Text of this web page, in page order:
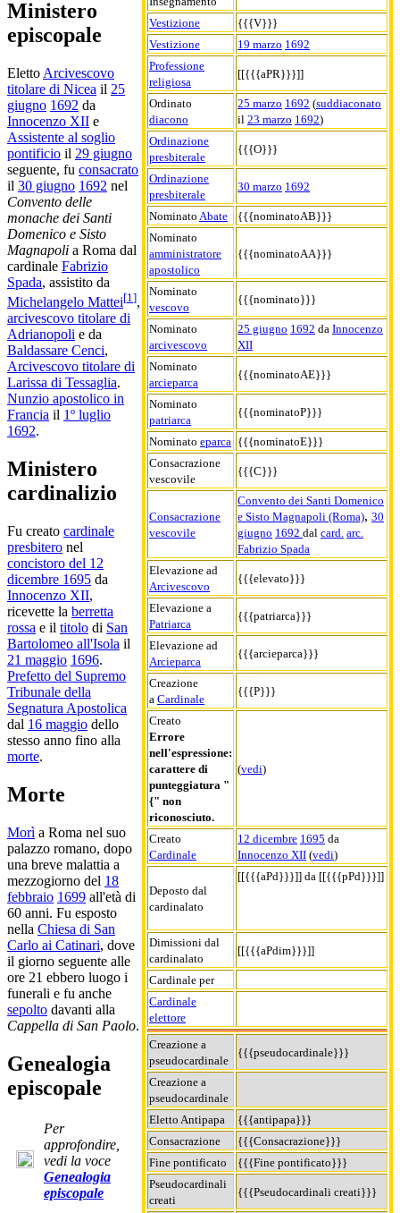
Vestizione
{{{V}}}
Vestizione
19 marzo 1692
Professione
religiosa
[[{{{aPR}}}]]
Ordinato
diacono
25 marzo 1692 (suddiaconato
il 23 marzo 1692)
Ordinazione
presbiterale
{{{O}}}
Ordinazione
presbiterale
30 marzo 1692
Nominato Abate
{{{nominatoAB}}}
Nominato
amministratore
apostolico
{{{nominatoAA}}}
Nominato
vescovo
{{{nominato}}}
Nominato
arcivescovo
25 giugno 1692 da Innocenzo
XII
Nominato
arcieparca
{{{nominatoAE}}}
Nominato
patriarca
{{{nominatoP}}}
Nominato eparca {{{nominatoE}}}
Consacrazione
vescovile
{{{C}}}
Consacrazione
vescovile
Convento dei Santi Domenico
e Sisto Magnapoli (Roma), 30
giugno 1692 dal card. arc.
Fabrizio Spada
Elevazione ad
Arcivescovo
{{{elevato}}}
Elevazione a
Patriarca
{{{patriarca}}}
Elevazione ad
Arcieparca
{{{arcieparca}}}
Creazione
a Cardinale
{{{P}}}
Creato
Errore
nell'espressione:
carattere di
punteggiatura "
{" non
riconosciuto.
(vedi)
Creato
Cardinale
12 dicembre 1695 da
Innocenzo XII (vedi)
Deposto dal
cardinalato
[[{{{aPd}}}]] da [[{{{pPd}}}]]
Dimissioni dal
cardinalato
[[{{{aPdim}}}]]
Cardinale per
Cardinale
elettore
Creazione a
pseudocardinale
{{{pseudocardinale}}}
Creazione a
pseudocardinale
Eletto Antipapa
{{{antipapa}}}
Consacrazione
{{{Consacrazione}}}
Fine pontificato
{{{Fine pontificato}}}
Pseudocardinali
creati
{{{Pseudocardinali creati}}}
Ministero
episcopale
Eletto Arcivescovo
titolare di Nicea il 25
giugno 1692 da
Innocenzo XII e
Assistente al soglio
pontificio il 29 giugno
seguente, fu consacrato
il 30 giugno 1692 nel
Convento delle
monache dei Santi
Domenico e Sisto
Magnapoli a Roma dal
cardinale Fabrizio
Spada, assistito da
Michelangelo Mattei[1],
arcivescovo titolare di
Adrianopoli e da
Baldassare Cenci,
Arcivescovo titolare di
Larissa di Tessaglia.
Nunzio apostolico in
Francia il 1º luglio
1692.
Ministero
cardinalizio
Fu creato cardinale
presbitero nel
concistoro del 12
dicembre 1695 da
Innocenzo XII,
ricevette la berretta
rossa e il titolo di San
Bartolomeo all'Isola il
21 maggio 1696.
Prefetto del Supremo
Tribunale della
Segnatura Apostolica
dal 16 maggio dello
stesso anno fino alla
morte.
Morte
Morì a Roma nel suo
palazzo romano, dopo
una breve malattia a
mezzogiorno del 18
febbraio 1699 all'età di
60 anni. Fu esposto
nella Chiesa di San
Carlo ai Catinari, dove
il giorno seguente alle
ore 21 ebbero luogo i
funerali e fu anche
sepolto davanti alla
Cappella di San Paolo.
Genealogia
episcopale
Per
approfondire,
vedi la voce
Genealogia
episcopale